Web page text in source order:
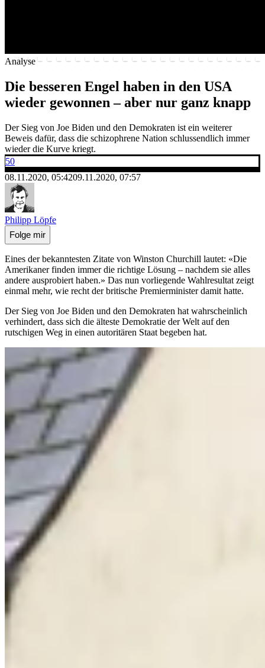
Analyse
Die besseren Engel haben in den USA
wieder gewonnen – aber nur ganz knapp
Der Sieg von Joe Biden und den Demokraten ist ein weiterer
Beweis dafür, dass die schizophrene Nation schlussendlich immer
wieder die Kurve kriegt.
50
08.11.2020, 05:4209.11.2020, 07:57
Philipp Löpfe
Folge mir
Eines der bekanntesten Zitate von Winston Churchill lautet: «Die
Amerikaner finden immer die richtige Lösung – nachdem sie alles
andere ausprobiert haben.» Das nun vorliegende Wahlresultat zeigt
einmal mehr, wie recht der britische Premierminister damit hatte.
Der Sieg von Joe Biden und den Demokraten hat wahrscheinlich
verhindert, dass sich die älteste Demokratie der Welt auf den
rutschigen Weg in einen autoritären Staat begeben hat.